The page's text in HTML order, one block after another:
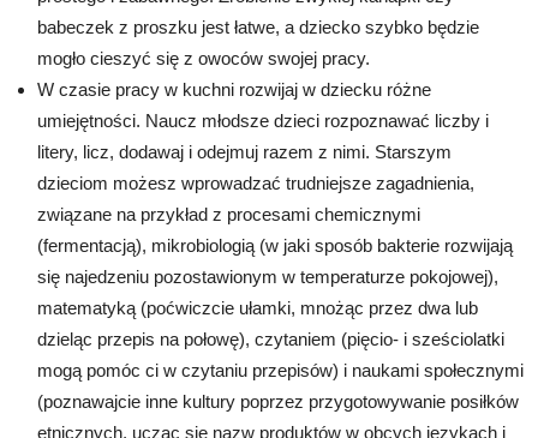
babeczek z proszku jest łatwe, a dziecko szybko będzie
mogło cieszyć się z owoców swojej pracy.
W czasie pracy w kuchni rozwijaj w dziecku różne
umiejętności. Naucz młodsze dzieci rozpoznawać liczby i
litery, licz, dodawaj i odejmuj razem z nimi. Starszym
dzieciom możesz wprowadzać trudniejsze zagadnienia,
związane na przykład z procesami chemicznymi
(fermentacją), mikrobiologią (w jaki sposób bakterie rozwijają
się najedzeniu pozostawionym w temperaturze pokojowej),
matematyką (poćwiczcie ułamki, mnożąc przez dwa lub
dzieląc przepis na połowę), czytaniem (pięcio- i sześciolatki
mogą pomóc ci w czytaniu przepisów) i naukami społecznymi
(poznawajcie inne kultury poprzez przygotowywanie posiłków
etnicznych, ucząc się nazw produktów w obcych językach i